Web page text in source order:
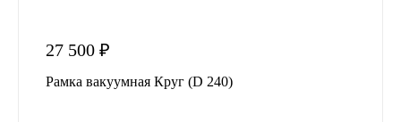
27 500 ₽
Рамка вакуумная Круг (D 240)